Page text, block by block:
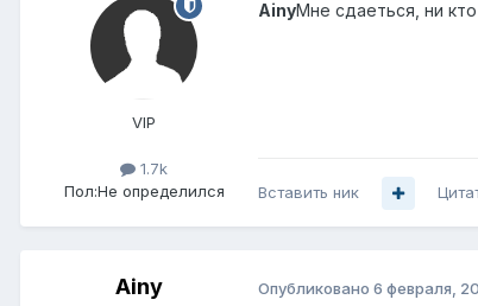
VIP
1.7k
Пол:Не определился
AinyМне сдаеться, ни
Вставить ник
Ainy Опубликовано 6 февраля,